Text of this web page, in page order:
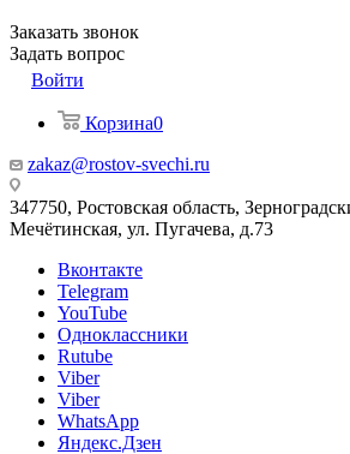
Заказать звонок
Задать вопрос
Войти
Корзина0
zakaz@rostov-svechi.ru
347750, Ростовская область,
Мечётинская, ул. Пугачева, д.73
Вконтакте
Telegram
YouTube
Одноклассники
Rutube
Viber
Viber
WhatsApp
Яндекс.Дзен